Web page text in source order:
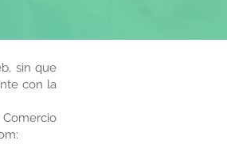
sin que
con la
: